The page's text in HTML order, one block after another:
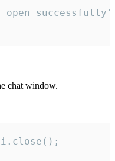
open
chat window.